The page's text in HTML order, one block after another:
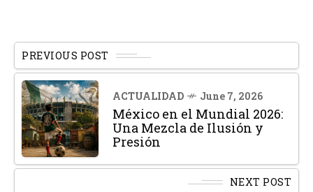
PREVIOUS POST
ACTUALIDAD June 7, 2026
México en el Mundial 2026:
Una Mezcla de Ilusión y
Presión
NEXT POST